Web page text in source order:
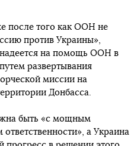
после того как ООН не
против Украины»,
на помощь ООН в
развертывания
миссии на
Донбасса.
быть «с мощным
а Украина